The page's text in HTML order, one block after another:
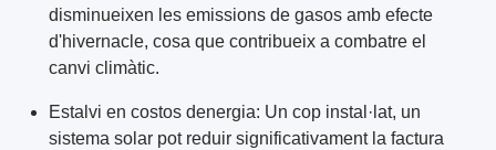
disminueixen les emissions de gasos amb efecte
d'hivernacle, cosa que contribueix a combatre el
canvi climàtic.
Estalvi en costos denergia: Un cop instal·lat, un
sistema solar pot reduir significativament la factura